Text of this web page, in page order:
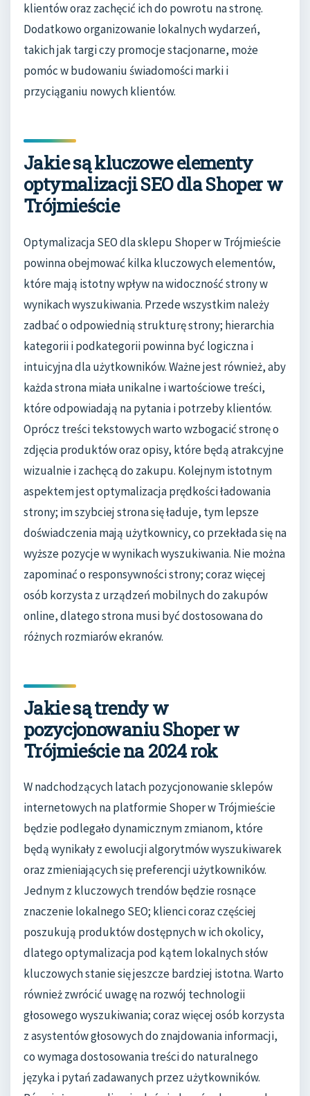
klientów oraz zachęcić ich do powrotu na stronę.
Dodatkowo organizowanie lokalnych wydarzeń,
takich jak targi czy promocje stacjonarne, może
pomóc w budowaniu świadomości marki i
przyciąganiu nowych klientów.
Jakie są kluczowe elementy
optymalizacji SEO dla Shoper w
Trójmieście
Optymalizacja SEO dla sklepu Shoper w Trójmieście
powinna obejmować kilka kluczowych elementów,
które mają istotny wpływ na widoczność strony w
wynikach wyszukiwania. Przede wszystkim należy
zadbać o odpowiednią strukturę strony; hierarchia
kategorii i podkategorii powinna być logiczna i
intuicyjna dla użytkowników. Ważne jest również, aby
każda strona miała unikalne i wartościowe treści,
które odpowiadają na pytania i potrzeby klientów.
Oprócz treści tekstowych warto wzbogacić stronę o
zdjęcia produktów oraz opisy, które będą atrakcyjne
wizualnie i zachęcą do zakupu. Kolejnym istotnym
aspektem jest optymalizacja prędkości ładowania
strony; im szybciej strona się ładuje, tym lepsze
doświadczenia mają użytkownicy, co przekłada się na
wyższe pozycje w wynikach wyszukiwania. Nie można
zapominać o responsywności strony; coraz więcej
osób korzysta z urządzeń mobilnych do zakupów
online, dlatego strona musi być dostosowana do
różnych rozmiarów ekranów.
Jakie są trendy w
pozycjonowaniu Shoper w
Trójmieście na 2024 rok
W nadchodzących latach pozycjonowanie sklepów
internetowych na platformie Shoper w Trójmieście
będzie podlegało dynamicznym zmianom, które
będą wynikały z ewolucji algorytmów wyszukiwarek
oraz zmieniających się preferencji użytkowników.
Jednym z kluczowych trendów będzie rosnące
znaczenie lokalnego SEO; klienci coraz częściej
poszukują produktów dostępnych w ich okolicy,
dlatego optymalizacja pod kątem lokalnych słów
kluczowych stanie się jeszcze bardziej istotna. Warto
również zwrócić uwagę na rozwój technologii
głosowego wyszukiwania; coraz więcej osób korzysta
z asystentów głosowych do znajdowania informacji,
co wymaga dostosowania treści do naturalnego
języka i pytań zadawanych przez użytkowników.